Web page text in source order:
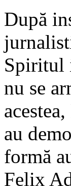
După
Spiritul
nu se
au
formă
Felix